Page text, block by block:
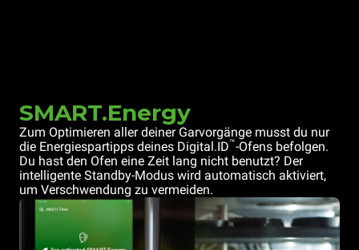
SMART.Energy
Zum Optimieren aller deiner Garvorgänge musst du nur
die Energiespartipps deines Digital.ID™-Ofens befolgen.
Du hast den Ofen eine Zeit lang nicht benutzt? Der
intelligente Standby-Modus wird automatisch aktiviert,
um Verschwendung zu vermeiden.